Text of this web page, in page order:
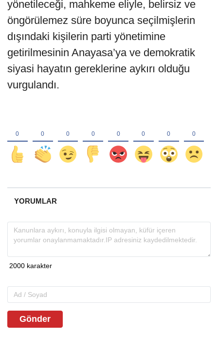
yönetileceği, mahkeme eliyle, belirsiz ve
öngörülemez süre boyunca seçilmişlerin
dışındaki kişilerin parti yönetimine
getirilmesinin Anayasa’ya ve demokratik
siyasi hayatın gereklerine aykırı olduğu
vurgulandı.
YORUMLAR
Gönder